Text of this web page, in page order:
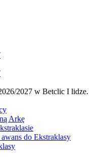
2027 w Betclic I lidze.
Arkę
do Ekstraklasy